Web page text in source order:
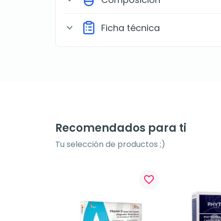
expand_more Ficha técnica
Recomendados para ti
Tu selección de productos ;)
favorite_border